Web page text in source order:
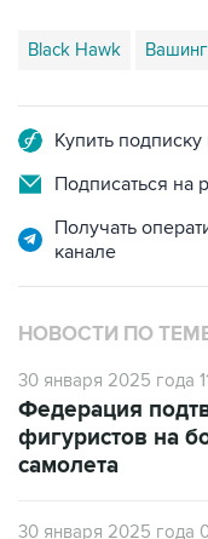
Black Hawk
Купить
Подписаться на
Получать
канале
НОВОСТИ ПО
30 января 2025 года
Федерация
фигуристов на
самолета
30 января 2025 года